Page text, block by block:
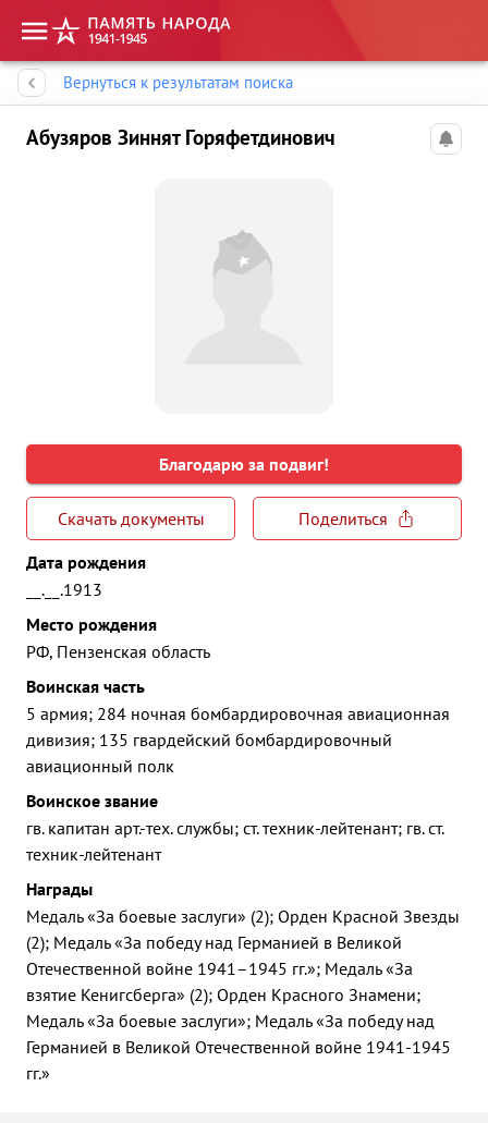
Вернуться к результатам поиска
Абузяров Зиннят Горяфетдинович
Благодарю за подвиг!
Скачать документы
Поделиться
Дата рождения
__.__.1913
Место рождения
РФ, Пензенская область
Воинская часть
5 армия; 284 ночная бомбардировочная авиационная
дивизия; 135 гвардейский бомбардировочный
авиационный полк
Воинское звание
гв. капитан арт.-тех. службы; ст. техник-лейтенант; гв. ст.
техник-лейтенант
Награды
Медаль «За боевые заслуги» (2); Орден Красной Звезды
(2); Медаль «За победу над Германией в Великой
Отечественной войне 1941–1945 гг.»; Медаль «За
взятие Кенигсберга» (2); Орден Красного Знамени;
Медаль «За боевые заслуги»; Медаль «За победу над
Германией в Великой Отечественной войне 1941-1945
гг.»
Память народа